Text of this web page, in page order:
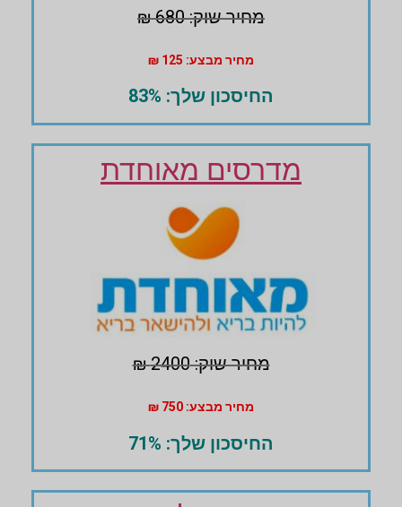
מחיר שוק: 680 ₪
מחיר מבצע: 125 ₪
החיסכון שלך: 83%
מדרסים מאוחדת
מחיר שוק: 2400 ₪
מחיר מבצע: 750 ₪
החיסכון שלך: 71%